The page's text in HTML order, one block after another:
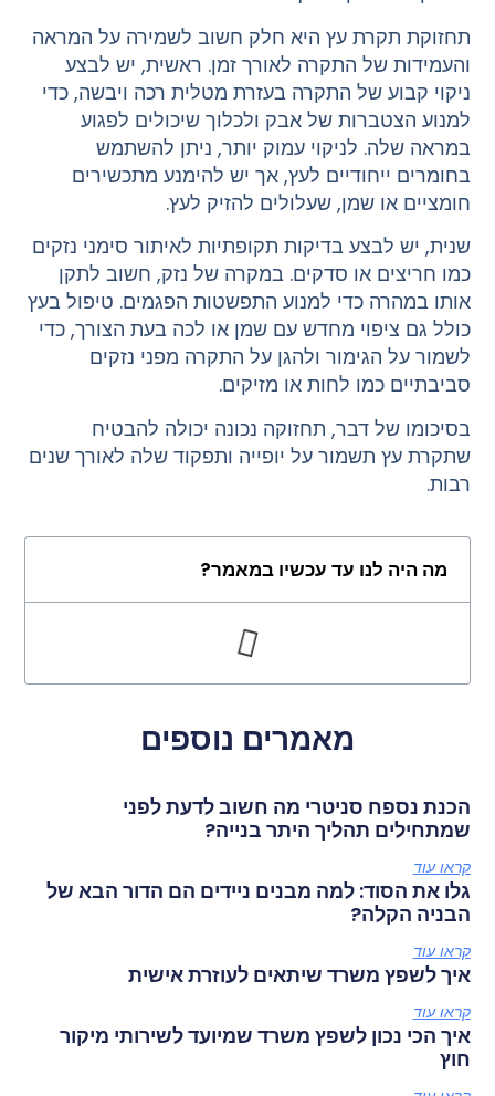
תחזוקת תקרת עץ היא חלק חשוב לשמירה על המראה
והעמידות של התקרה לאורך זמן. ראשית, יש לבצע
ניקוי קבוע של התקרה בעזרת מטלית רכה ויבשה, כדי
למנוע הצטברות של אבק ולכלוך שיכולים לפגוע
במראה שלה. לניקוי עמוק יותר, ניתן להשתמש
בחומרים ייחודיים לעץ, אך יש להימנע מתכשירים
חומציים או שמן, שעלולים להזיק לעץ.
שנית, יש לבצע בדיקות תקופתיות לאיתור סימני נזקים
כמו חריצים או סדקים. במקרה של נזק, חשוב לתקן
אותו במהרה כדי למנוע התפשטות הפגמים. טיפול בעץ
כולל גם ציפוי מחדש עם שמן או לכה בעת הצורך, כדי
לשמור על הגימור ולהגן על התקרה מפני נזקים
סביבתיים כמו לחות או מזיקים.
בסיכומו של דבר, תחזוקה נכונה יכולה להבטיח
שתקרת עץ תשמור על יופייה ותפקוד שלה לאורך שנים
רבות.
מה היה לנו עד עכשיו במאמר?
מאמרים נוספים
הכנת נספח סניטרי מה חשוב לדעת לפני
שמתחילים תהליך היתר בנייה?
קראו עוד
גלו את הסוד: למה מבנים ניידים הם הדור הבא של
הבניה הקלה?
קראו עוד
איך לשפץ משרד שיתאים לעוזרת אישית
קראו עוד
איך הכי נכון לשפץ משרד שמיועד לשירותי מיקור
חוץ